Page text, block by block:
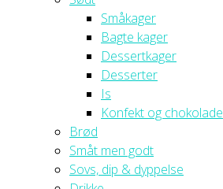
Småkager
Bagte kager
Dessertkager
Desserter
Is
Konfekt og chokolade
Brød
Småt men godt
Sovs, dip & dyppelse